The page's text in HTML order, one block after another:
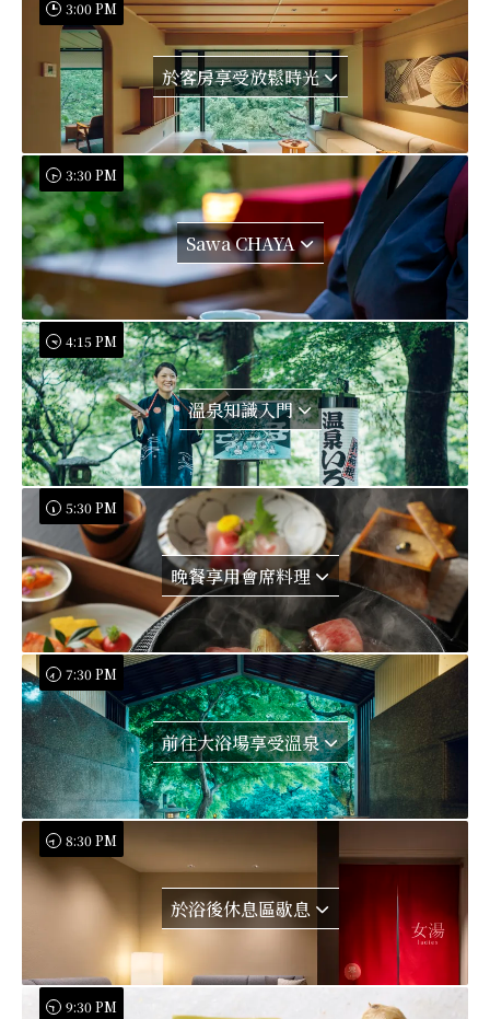
於客房享受放鬆時光
3:00 PM
Sawa CHAYA
3:30 PM
溫泉知識入門
4:15 PM
晚餐享用會席料理
5:30 PM
前往大浴場享受溫泉
7:30 PM
於浴後休息區歇息
8:30 PM
9:30 PM